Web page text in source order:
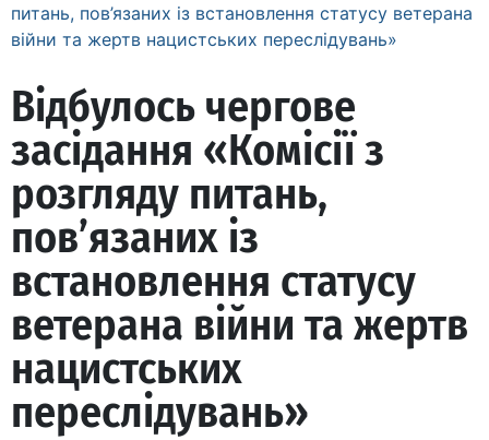
питань, пов’язаних із встановлення статусу ветерана
війни та жертв нацистських переслідувань»
Відбулось чергове
засідання «Комісії з
розгляду питань,
пов’язаних із
встановлення статусу
ветерана війни та жертв
нацистських
переслідувань»